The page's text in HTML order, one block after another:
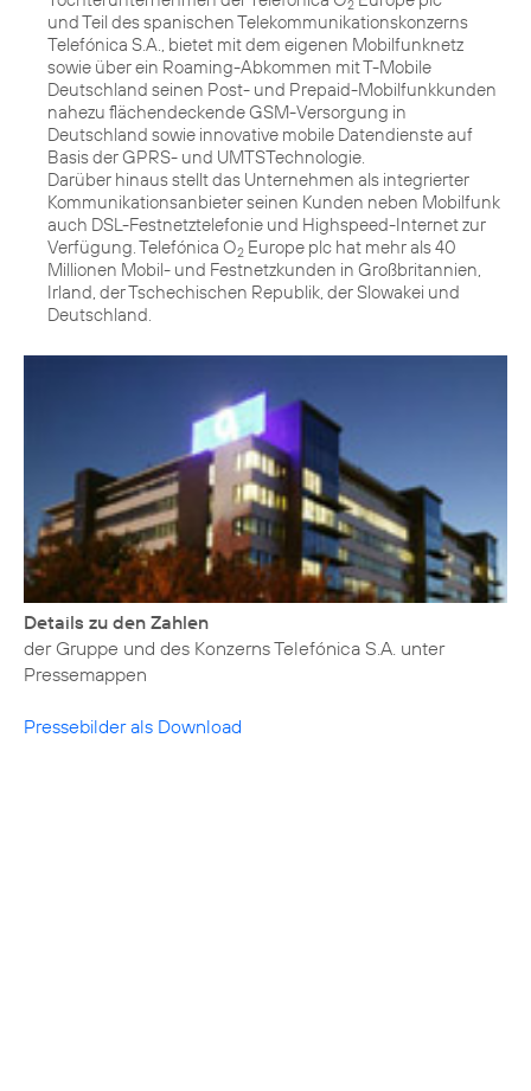
2
und Teil des spanischen Telekommunikationskonzerns
Telefónica S.A., bietet mit dem eigenen Mobilfunknetz
sowie über ein Roaming-Abkommen mit T-Mobile
Deutschland seinen Post- und Prepaid-Mobilfunkkunden
nahezu flächendeckende GSM-Versorgung in
Deutschland sowie innovative mobile Datendienste auf
Basis der GPRS- und UMTSTechnologie.
Darüber hinaus stellt das Unternehmen als integrierter
Kommunikationsanbieter seinen Kunden neben Mobilfunk
auch DSL-Festnetztelefonie und Highspeed-Internet zur
Verfügung. Telefónica O2 Europe plc hat mehr als 40
Millionen Mobil- und Festnetzkunden in Großbritannien,
Irland, der Tschechischen Republik, der Slowakei und
Deutschland.
Details zu den Zahlen
der Gruppe und des Konzerns Telefónica S.A. unter
Pressemappen
Pressebilder als Download